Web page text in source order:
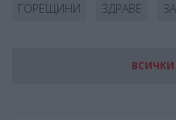
ГОРЕЩИНИ ЗДРАВЕ